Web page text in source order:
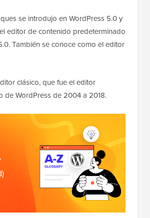
se introdujo en WordPress 5.0 y
editor de contenido predeterminado
También se conoce como el editor
clásico, que fue el editor
de WordPress de 2004 a 2018.